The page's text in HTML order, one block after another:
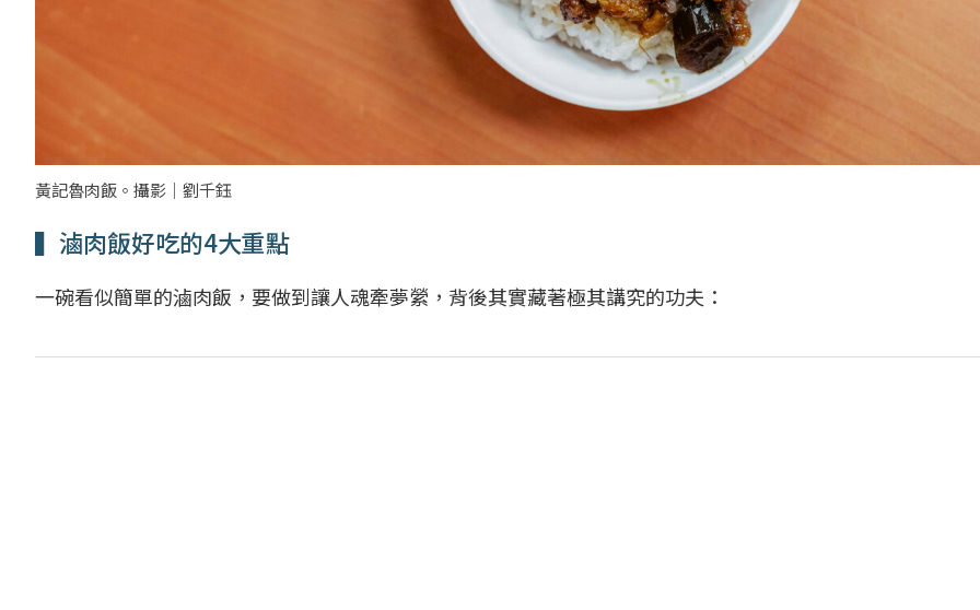
黃記魯肉飯。攝影｜劉千鈺
▍滷肉飯好吃的4大重點
一碗看似簡單的滷肉飯，要做到讓人魂牽夢縈，背後其實藏著極其講究的功夫：